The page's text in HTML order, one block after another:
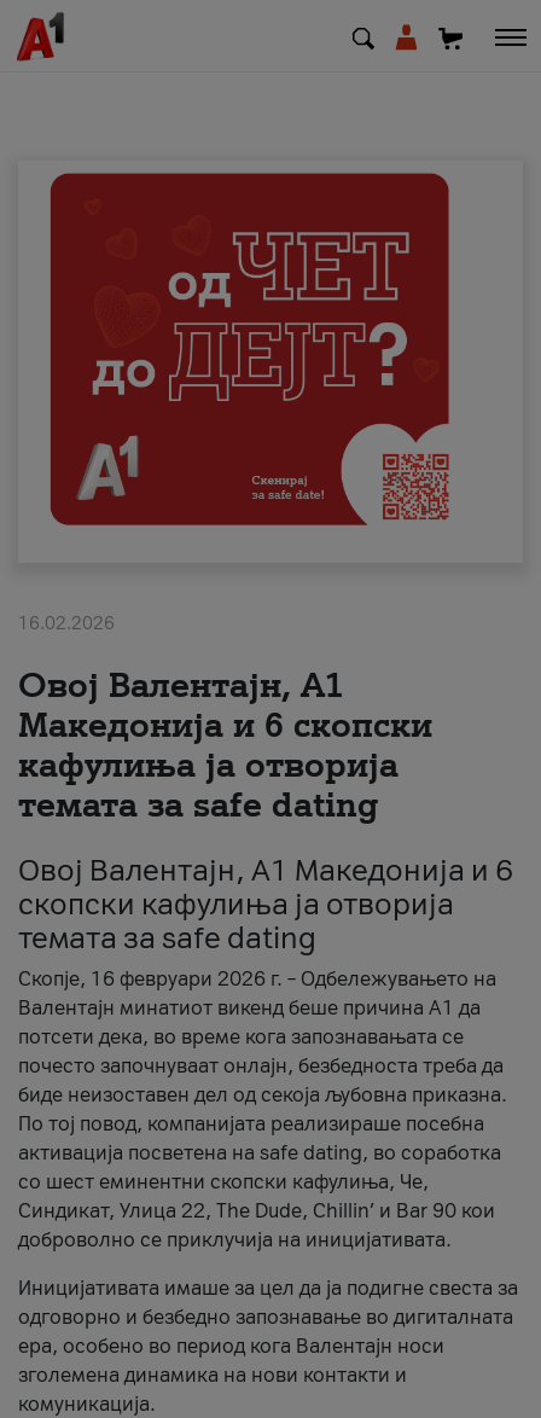
Деловни
Поддршка
Надополни кредит
Плати сметка
#ПодобарОнлајн
16.02.2026
Овој Валентајн, A1
Македонија и 6 скопски
кафулиња ја отворија
темата за safe dating
Овој Валентајн, A1 Македонија и 6
скопски кафулиња ја отворија
темата за safe dating
Скопје, 16 февруари 2026 г. – Одбележувањето на
Валентајн минатиот викенд беше причина А1 да
потсети дека, во време кога запознавањата се
почесто започнуваат онлајн, безбедноста треба да
биде неизоставен дел од секоја љубовна приказна.
По тој повод, компанијата реализираше посебна
активација посветена на safe dating, во соработка
со шест еминентни скопски кафулиња, Че,
Синдикат, Улица 22, The Dude, Chillin’ и Bar 90 кои
доброволно се приклучија на иницијативата.
Иницијативата имаше за цел да ја подигне свеста за
одговорно и безбедно запознавање во дигиталната
ера, особено во период кога Валентајн носи
зголемена динамика на нови контакти и
комуникација.